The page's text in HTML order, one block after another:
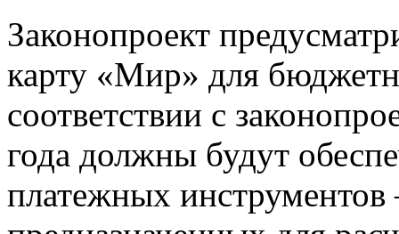
Законопроект
карту «Мир» для
соответствии с
года должны будут
платежных